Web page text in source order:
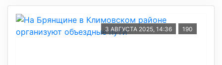
3 АВГУСТА 2025, 14:36 190